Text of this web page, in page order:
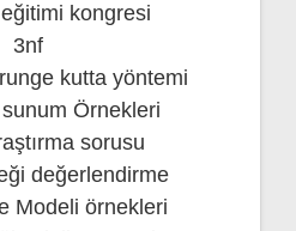
kongresi
3nf
kutta yöntemi
Örnekleri
sorusu
değerlendirme
Modeli örnekleri